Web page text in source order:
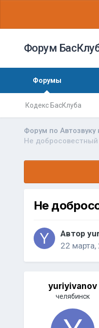
Форум
Форумы
Кодекс БасКлуба
Форум по Автозвуку
Не добросовестный
Не
Автор
22 марта,
yuriyivanov
челябинск